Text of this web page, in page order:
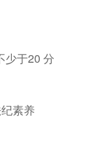
少于20 分
素养